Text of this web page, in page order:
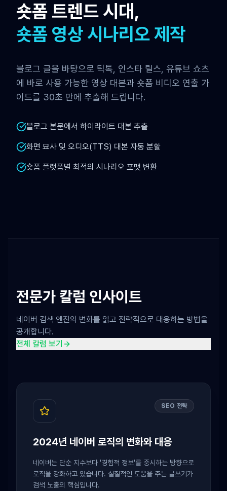
숏폼 트렌드 시대,
숏폼 영상 시나리오 제작
블로그 글을 바탕으로 틱톡, 인스타 릴스, 유튜브 쇼츠
에 바로 사용 가능한 영상 대본과 숏폼 비디오 연출 가
이드를 30초 만에 추출해 드립니다.
블로그 본문에서 하이라이트 대본 추출
화면 묘사 및 오디오(TTS) 대본 자동 분할
숏폼 플랫폼별 최적의 시나리오 포맷 변환
전문가 칼럼 인사이트
네이버 검색 엔진의 변화를 읽고 전략적으로 대응하는 방법을
공개합니다.
전체 칼럼 보기
SEO 전략
2024년 네이버 로직의 변화와 대응
네이버는 단순 지수보다 '경험적 정보'를 중시하는 방향으로
로직을 강화하고 있습니다. 실질적인 도움을 주는 글쓰기가
검색 노출의 핵심입니다.